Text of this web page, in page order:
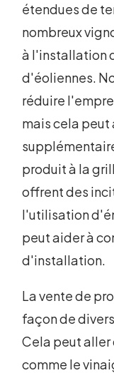
étendues de
nombreux
à l'installation
d'éoliennes.
réduire
mais cela peut
produit à la
offrent des
l'utilisation
peut aider à
d'installation.
La vente de
façon de
Cela peut
comme le